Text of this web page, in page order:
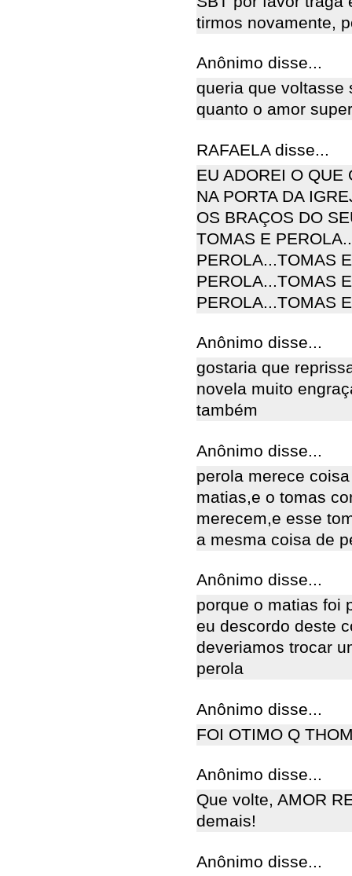
tirmos novamente,
Anônimo disse...
queria que voltasse
quanto o amor
RAFAELA disse...
EU ADOREI O QUE
NA PORTA DA
OS BRAÇOS DO
TOMAS E
PEROLA...TOMAS
PEROLA...TOMAS
PEROLA...TOMAS
Anônimo disse...
gostaria que
novela muito
também
Anônimo disse...
perola merece
matias,e o tomas
merecem,e esse
a mesma coisa de
Anônimo disse...
porque o matias foi
eu descordo deste
deveriamos trocar
perola
Anônimo disse...
FOI OTIMO Q
Anônimo disse...
Que volte, AMOR
demais!
Anônimo disse...